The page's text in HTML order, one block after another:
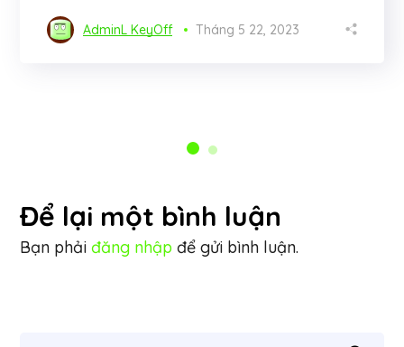
AdminL KeyOff Tháng 5 22, 2023
Để lại một bình luận
Bạn phảiđăng nhập để gửi bình luận.